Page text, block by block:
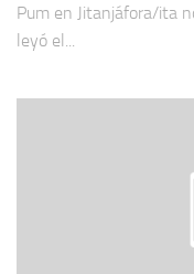
Pum en Jitanjáfora/ita
leyó el...